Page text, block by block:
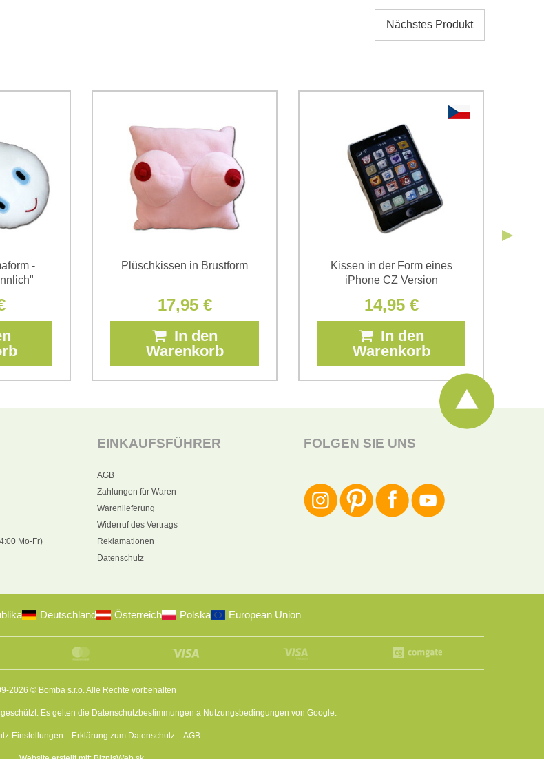
Daten zum Zwecke der Absendung einverstanden. Ich habe
(Erforderlich)
Senden
Nächstes Produkt
-
Plüschkissen in Brustform
17,95 €
In den
Warenkorb
Kissen in der Form eines
iPhone CZ Version
14,95 €
In den
Warenkorb
Mo-Fr)
EINKAUFSFÜHRER
AGB
Zahlungen für Waren
Warenlieferung
Widerruf des Vertrags
Reklamationen
Datenschutz
FOLGEN SIE UNS
Deutschland Österreich Polska European Union
2026 © Bomba s.r.o.Alle Rechte vorbehalten
Es gelten die Datenschutzbestimmungen a Nutzungsbedingungen von Google.
Einstellungen Erklärung zum Datenschutz AGB